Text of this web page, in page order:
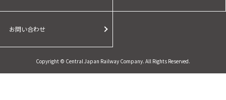
お問い合わせ
Copyright © Central Japan Railway Company. All Rights Reserved.